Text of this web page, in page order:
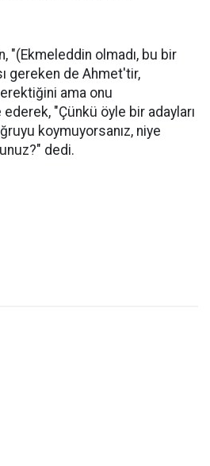
"(Ekmeleddin olmadı, bu bir
gereken de Ahmet'tir,
ama onu
"Çünkü öyle bir adayları
koymuyorsanız, niye
dedi.